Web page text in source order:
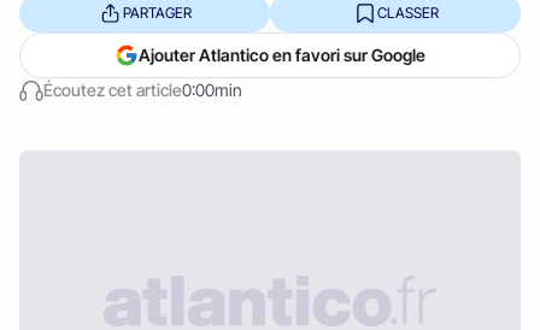
Écoutez cet article0:00min
PARTAGER CLASSER
Ajouter Atlantico en favori sur Google